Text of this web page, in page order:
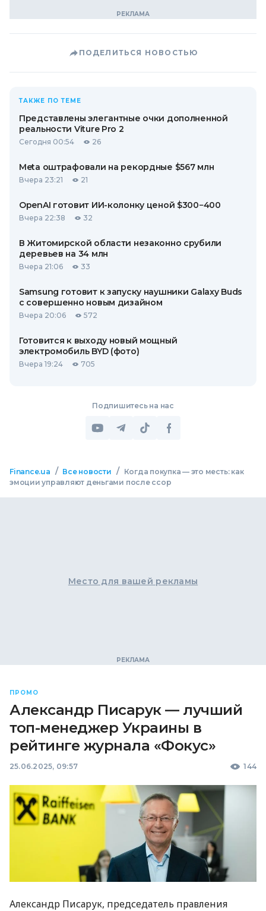
ПОДЕЛИТЬСЯ НОВОСТЬЮ
ТАКЖЕ ПО ТЕМЕ
Представлены элегантные очки дополненной
реальности Viture Pro 2
Сегодня 00:54 26
Meta оштрафовали на рекордные $567 млн
Вчера 23:21 21
OpenAI готовит ИИ-колонку ценой $300−400
Вчера 22:38 32
В Житомирской области незаконно срубили
деревьев на 34 млн
Вчера 21:06 33
Samsung готовит к запуску наушники Galaxy Buds
с совершенно новым дизайном
Вчера 20:06 572
Готовится к выходу новый мощный
электромобиль BYD (фото)
Вчера 19:24 705
Подпишитесь на нас
Finance.ua / Все новости /
Когда покупка — это месть: как
эмоции управляют деньгами после ссор
Место для вашей рекламы
ПРОМО
Александр Писарук — лучший
топ-менеджер Украины в
рейтинге журнала «Фокус»
25.06.2025, 09:57 144
Александр Писарук, председатель правления